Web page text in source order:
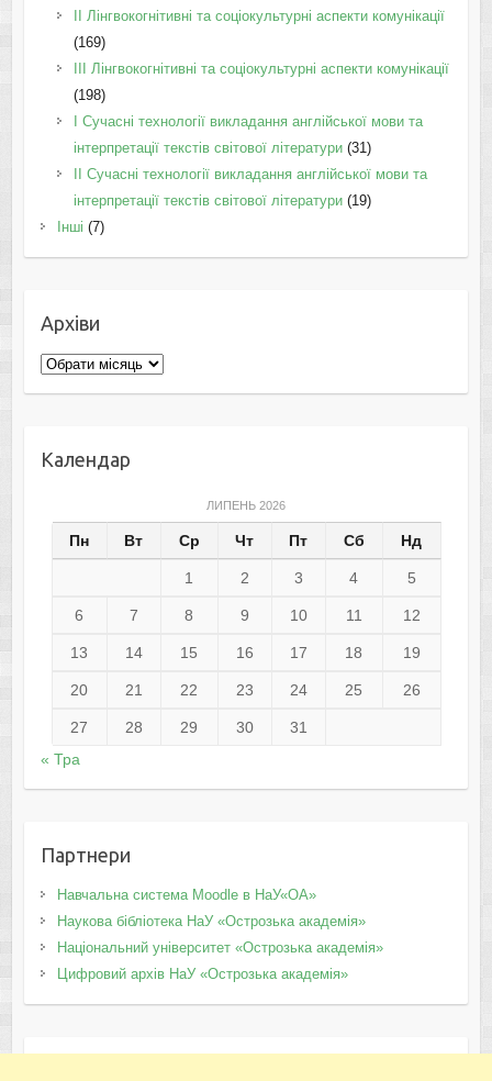
IІ Лінгвокогнітивні та соціокультурні аспекти комунікації
(169)
IІI Лінгвокогнітивні та соціокультурні аспекти комунікації
(198)
I Cучасні технології викладання англійської мови та
інтерпретації текстів світової літератури(31)
II Cучасні технології викладання англійської мови та
інтерпретації текстів світової літератури(19)
Інші (7)
Архіви
Архіви
Календар
ЛИПЕНЬ 2026
Пн Вт Ср Чт Пт Сб Нд
1 2 3 4 5
6 7 8 9 10 11 12
13 14 15 16 17 18 19
20 21 22 23 24 25 26
27 28 29 30
31
« Тра
Партнери
Навчальна система Moodle в НаУ«ОА»
Наукова бібліотека НаУ «Острозька академія»
Національний університет «Острозька академія»
Цифровий архів НаУ «Острозька академія»